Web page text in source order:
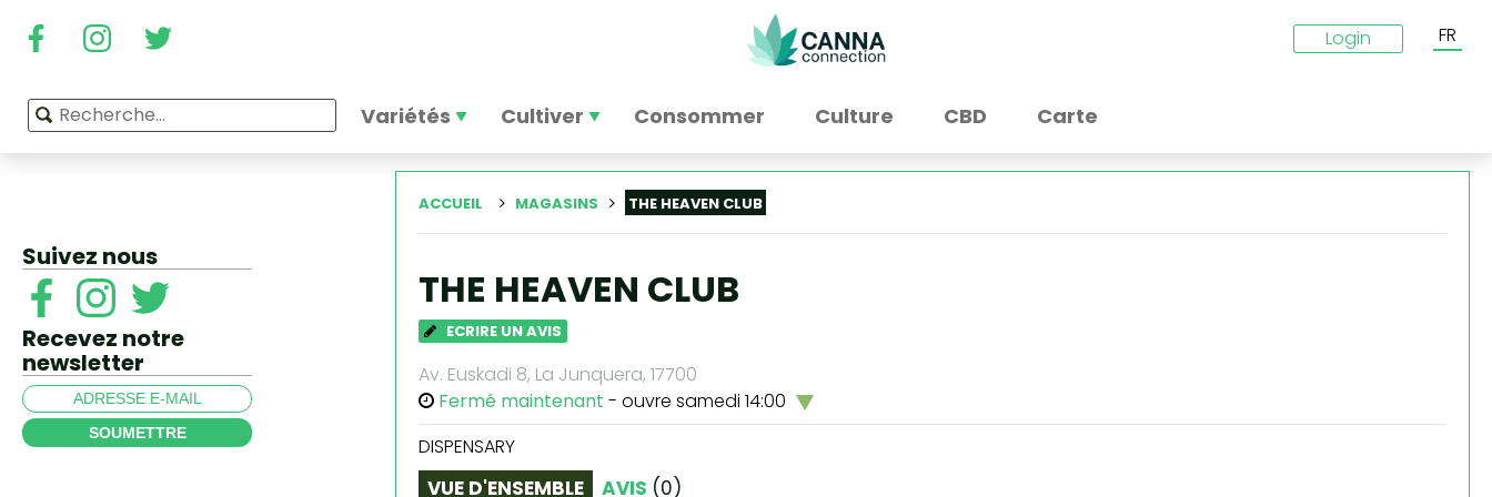
Login FR
Variétés Cultiver Consommer Culture CBD Carte
Suivez nous
Recevez notre
newsletter
SOUMETTRE
ACCUEIL MAGASINS THE HEAVEN CLUB
THE HEAVEN CLUB
ECRIRE UN AVIS
Av. Euskadi 8, La Junquera, 17700
Fermé maintenant - ouvre samedi 14:00
DISPENSARY
VUE D'ENSEMBLE AVIS (0)